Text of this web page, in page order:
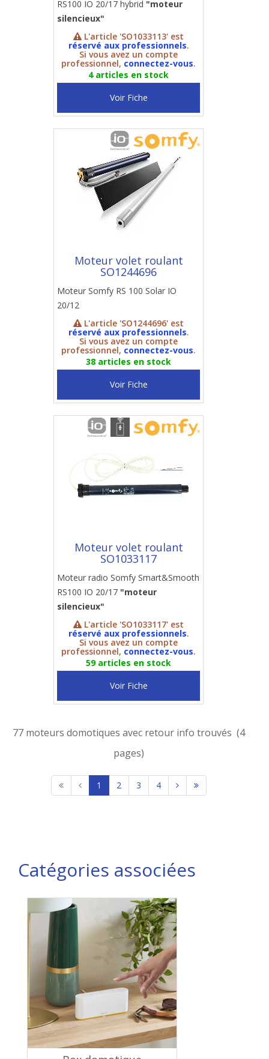
RS100 IO 20/17 hybrid "moteur
silencieux"
L'article 'SO1033113' est
réservé aux professionnels.
Si vous avez un compte
professionnel, connectez-vous.
4 articles en stock
Voir Fiche
Moteur volet roulant
SO1244696
Moteur Somfy RS 100 Solar IO
20/12
L'article 'SO1244696' est
réservé aux professionnels.
Si vous avez un compte
professionnel, connectez-vous.
38 articles en stock
Voir Fiche
Moteur volet roulant
SO1033117
Moteur radio Somfy Smart&Smooth
RS100 IO 20/17 "moteur
silencieux"
L'article 'SO1033117' est
réservé aux professionnels.
Si vous avez un compte
professionnel, connectez-vous.
59 articles en stock
Voir Fiche
77 moteurs domotiques avec retour info trouvés (4
pages)
1 2 3 4
Catégories associées